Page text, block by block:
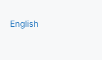
English